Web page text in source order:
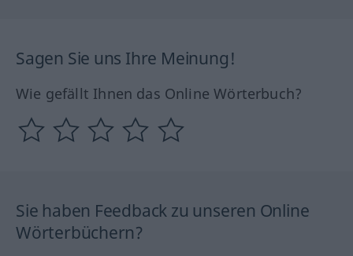
Sagen Sie uns Ihre Meinung!
Wie gefällt Ihnen das Online Wörterbuch?
Sie haben Feedback zu unseren Online
Wörterbüchern?